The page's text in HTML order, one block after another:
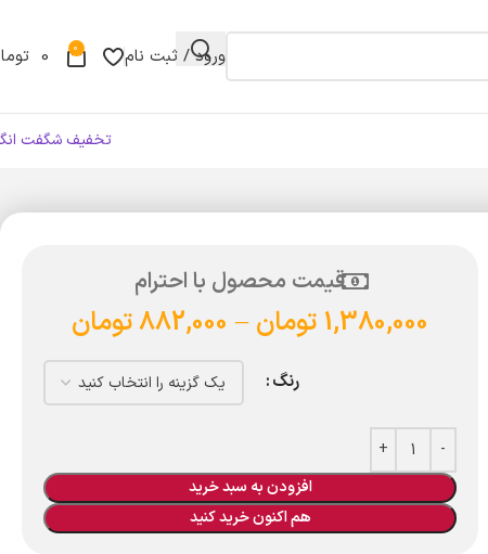
ورود / ثبت نام 0
0
تخفیف شگفت
قیمت محصول با احترام
1,380,000 تومان –
882,000تومان
رنگ
افزودن به سبد خرید
هم اکنون خرید کنید